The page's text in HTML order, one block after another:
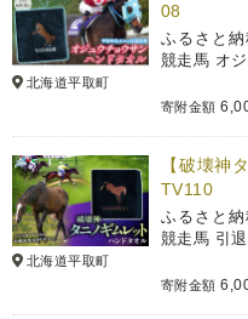
北海道平取町
08
ふるさと
競走馬 オ
寄附金額
北海道平取町
【破壊神
TV110
ふるさと
競走馬 引
寄附金額